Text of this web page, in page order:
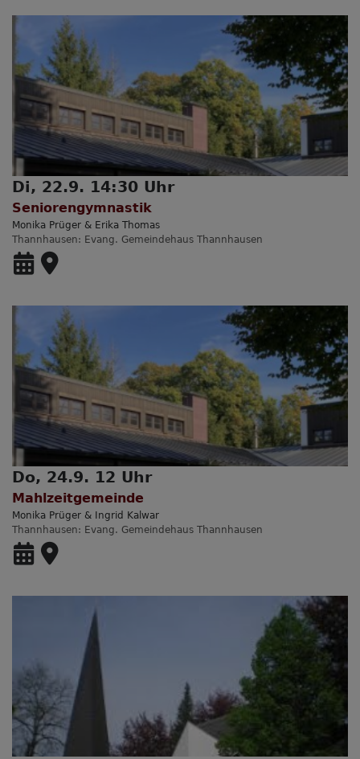
Di, 22.9. 14:30 Uhr
Seniorengymnastik
Monika Prüger & Erika Thomas
Thannhausen
Evang. Gemeindehaus Thannhausen
Do, 24.9. 12 Uhr
Mahlzeitgemeinde
Monika Prüger & Ingrid Kalwar
Thannhausen
Evang. Gemeindehaus Thannhausen